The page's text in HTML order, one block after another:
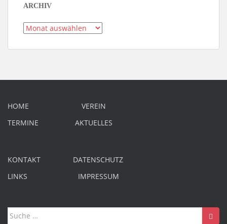
ARCHIV
Archiv
HOME
VEREIN
TERMINE
AKTUELLES
KONTAKT
DATENSCHUTZ
LINKS
IMPRESSUM
Suche